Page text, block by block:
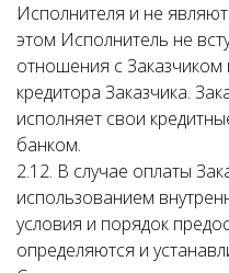
Исполнителя и не
этом Исполнитель не
отношения с Заказчиком
кредитора Заказчика.
исполняет свои
банком.
2.12. В случае оплаты
использованием
условия и порядок
определяются и